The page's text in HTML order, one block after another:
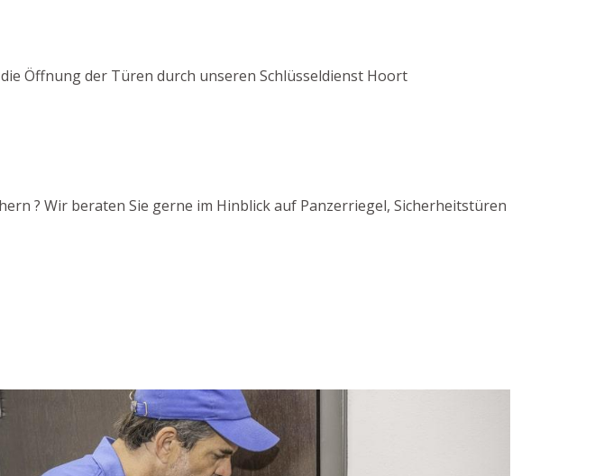
Öffnung der Türen durch unseren Schlüsseldienst Hoort
? Wir beraten Sie gerne im Hinblick auf Panzerriegel, Sicherheitstüren